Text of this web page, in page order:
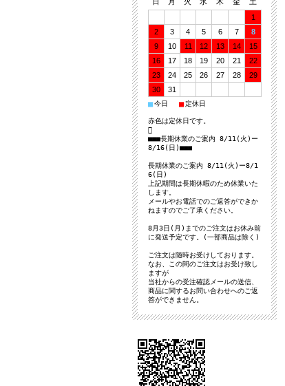
1
2
3 4 5 6 7
8
9
10 11 12 13 14
15
16
17 18 19 20 21
22
23
24 25 26 27 28
29
30
31
■今日 ■定休日
赤色は定休日です。

■■■長期休業のご案内 8/11(火)ー
8/16(日)■■■
長期休業のご案内 8/11(火)ー8/1
6(日)
上記期間は長期休暇のため休業いた
します。
メールやお電話でのご返答ができか
ねますのでご了承ください。
8月3日(月)までのご注文はお休み前
に発送予定です。(一部商品は除く)
ご注文は随時お受けしております。
なお、この間のご注文はお受け致し
ますが
当社からの受注確認メールの送信、
商品に関するお問い合わせへのご返
答ができません。